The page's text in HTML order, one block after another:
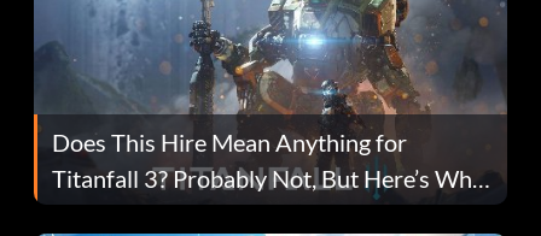
Does This Hire Mean Anything for
Titanfall 3? Probably Not, But Here’s Why
Fans Are Hopeful